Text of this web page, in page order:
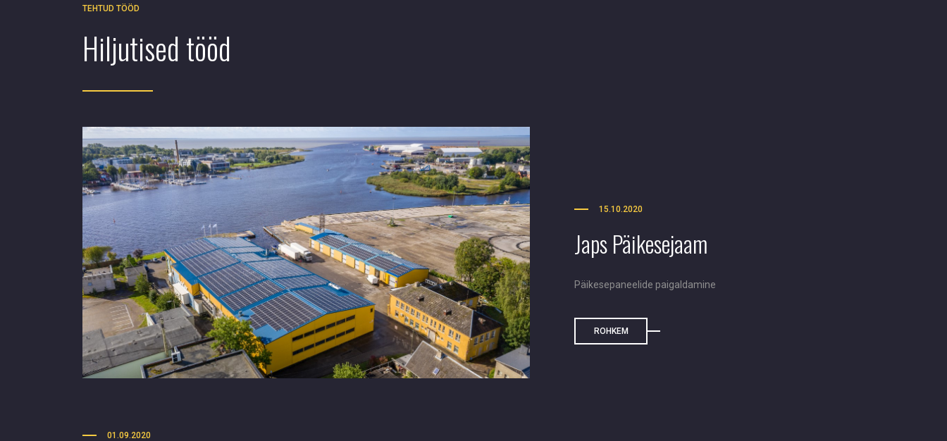
TEHTUD TÖÖD
Hiljutised tööd
15.10.2020
Japs Päikesejaam
Päikesepaneelide paigaldamine
ROHKEM
01.09.2020